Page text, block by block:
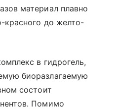
материал плавно
красного до желто-
в гидрогель,
биоразлагаемую
состоит
Помимо